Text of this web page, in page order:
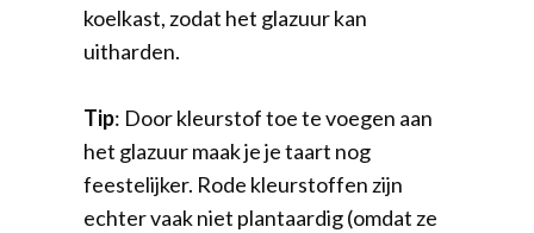
koelkast, zodat het glazuur kan
uitharden.
Tip: Door kleurstof toe te voegen aan
het glazuur maak je je taart nog
feestelijker. Rode kleurstoffen zijn
echter vaak niet plantaardig (omdat ze